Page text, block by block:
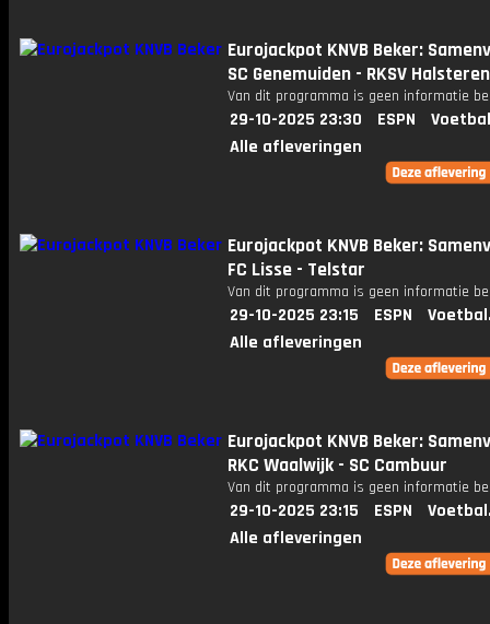
Eurojackpot KNVB Beker:
SC Genemuiden - RKSV Halsteren
Van dit programma is geen informatie
29-10-2025 23:30 ESPN
Alle afleveringen
Eurojackpot KNVB Beker:
FC Lisse - Telstar
Van dit programma is geen informatie
29-10-2025 23:15 ESPN
Alle afleveringen
Eurojackpot KNVB Beker:
RKC Waalwijk - SC Cambuur
Van dit programma is geen informatie
29-10-2025 23:15 ESPN
Alle afleveringen